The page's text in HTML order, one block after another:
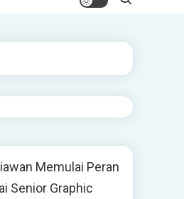
Memulai Peran
Senior Graphic